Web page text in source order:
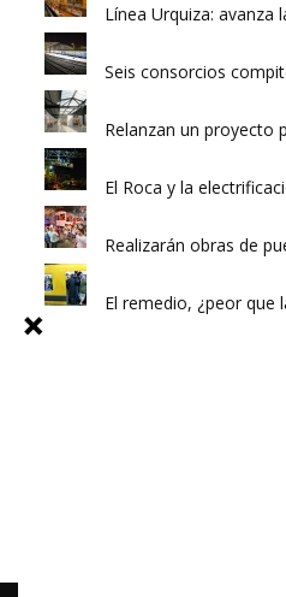
Línea Urquiza: avanza
Seis consorcios
Relanzan un proyecto
El Roca y la
Realizarán obras de
El remedio, ¿peor que